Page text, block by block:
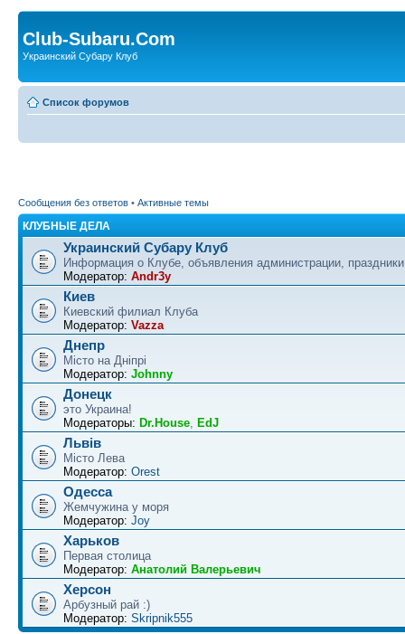
Club-Subaru.Com
Украинский Субару Клуб
Список форумов
Сообщения без ответов • Активные темы
КЛУБНЫЕ ДЕЛА
Украинский Субару Клуб
Информация о Клубе, объявления администрации,
Модератор: Andr3y
Киев
Киевский филиал Клуба
Модератор: Vazza
Днепр
Місто на Дніпрі
Модератор: Johnny
Донецк
это Украина!
Модераторы: Dr.House, EdJ
Львів
Місто Лева
Модератор: Orest
Одесса
Жемчужина у моря
Модератор: Joy
Харьков
Первая столица
Модератор: Анатолий Валерьевич
Херсон
Арбузный рай :)
Модератор: Skripnik555